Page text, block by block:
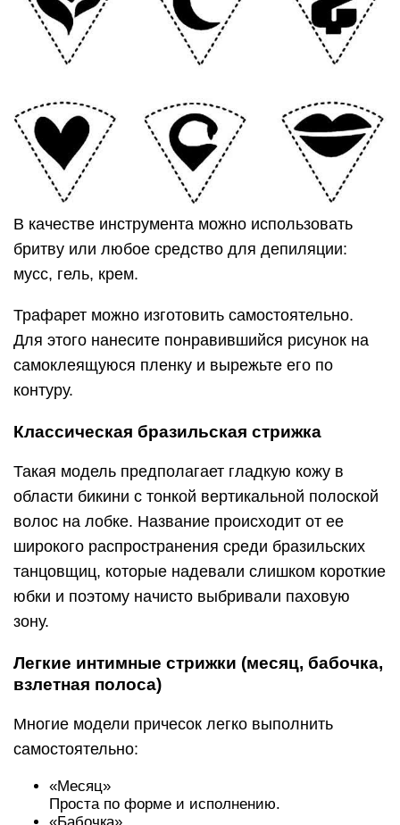
В качестве инструмента можно использовать
бритву или любое средство для депиляции:
мусс, гель, крем.
Трафарет можно изготовить самостоятельно.
Для этого нанесите понравившийся рисунок на
самоклеящуюся пленку и вырежьте его по
контуру.
Классическая бразильская стрижка
Такая модель предполагает гладкую кожу в
области бикини с тонкой вертикальной полоской
волос на лобке. Название происходит от ее
широкого распространения среди бразильских
танцовщиц, которые надевали слишком короткие
юбки и поэтому начисто выбривали паховую
зону.
Легкие интимные стрижки (месяц, бабочка,
взлетная полоса)
Многие модели причесок легко выполнить
самостоятельно:
«Месяц»
Проста по форме и исполнению.